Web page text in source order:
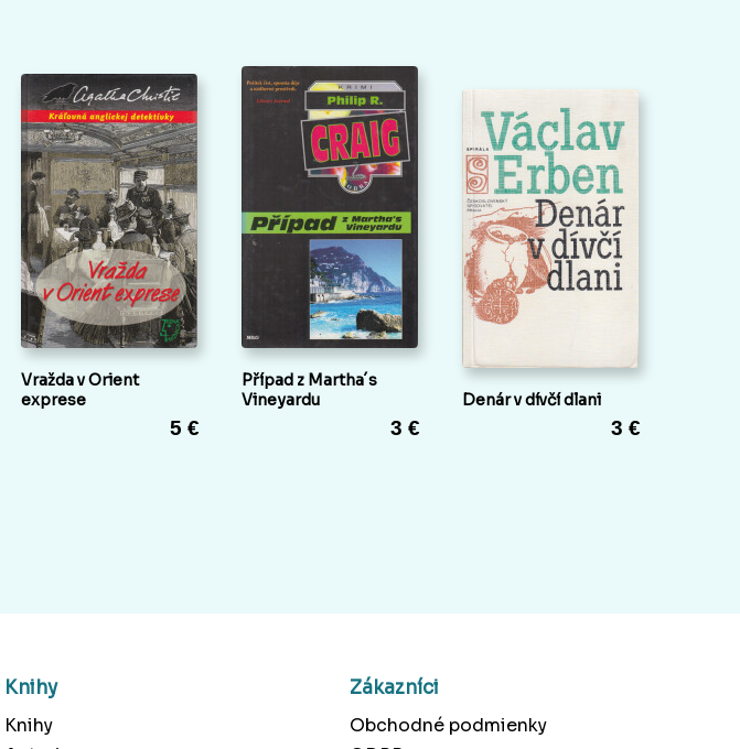
Vražda v Orient
exprese
5 €
Případ z Martha´s
Vineyardu
3 €
Denár v dívčí dlani
3 €
Knihy
Knihy
Zákazníci
Obchodné podmienky